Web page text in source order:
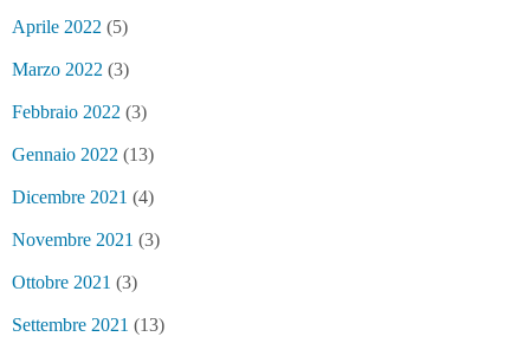
Aprile 2022 (5)
Marzo 2022 (3)
Febbraio 2022 (3)
Gennaio 2022 (13)
Dicembre 2021 (4)
Novembre 2021 (3)
Ottobre 2021 (3)
Settembre 2021 (13)